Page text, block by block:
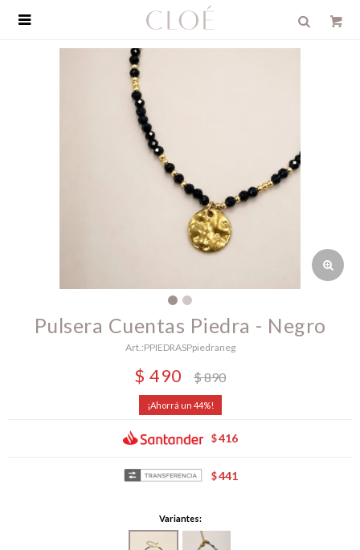

Pulsera Cuentas Piedra - Negro
PPIEDRASPpiedraneg
$ 490 $890
44
$416
$441
Variantes: